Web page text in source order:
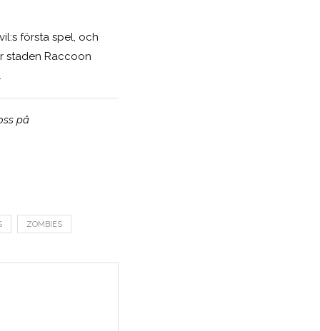
första spel, och
staden Raccoon
på
ZOMBIES